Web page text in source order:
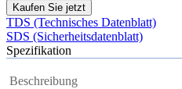
Kaufen Sie jetzt
TDS (Technisches Datenblatt)
SDS (Sicherheitsdatenblatt)
Spezifikation
Beschreibung